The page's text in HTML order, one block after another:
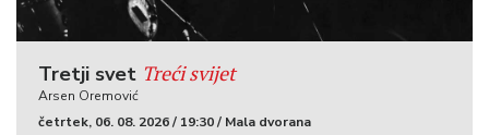
Tretji svet Treći svijet
Arsen Oremović
četrtek, 06. 08. 2026 / 19:30 / Mala dvorana